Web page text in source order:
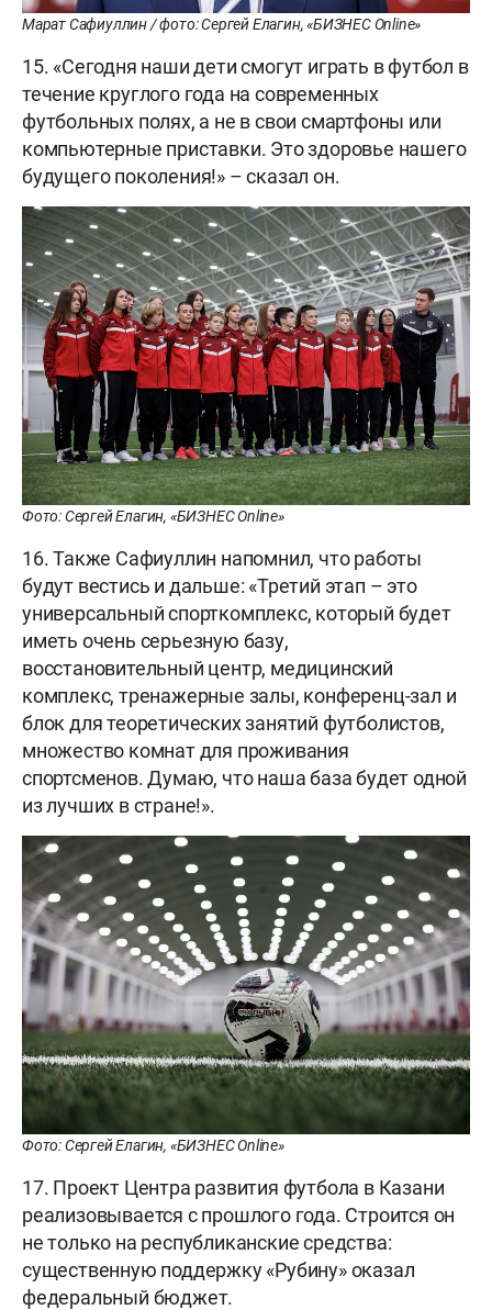
Марат Сафиуллин / фото: Сергей Елагин, «БИЗНЕС Online»
15. «Сегодня наши дети смогут играть в футбол в
течение круглого года на современных
футбольных полях, а не в свои смартфоны или
компьютерные приставки. Это здоровье нашего
будущего поколения!» – сказал он.
Фото: Сергей Елагин, «БИЗНЕС Online»
16. Также Сафиуллин напомнил, что работы
будут вестись и дальше: «Третий этап – это
универсальный спорткомплекс, который будет
иметь очень серьезную базу,
восстановительный центр, медицинский
комплекс, тренажерные залы, конференц-зал и
блок для теоретических занятий футболистов,
множество комнат для проживания
спортсменов. Думаю, что наша база будет одной
из лучших в стране!».
Фото: Сергей Елагин, «БИЗНЕС Online»
17. Проект Центра развития футбола в Казани
реализовывается с прошлого года. Строится он
не только на республиканские средства:
существенную поддержку «Рубину» оказал
федеральный бюджет.